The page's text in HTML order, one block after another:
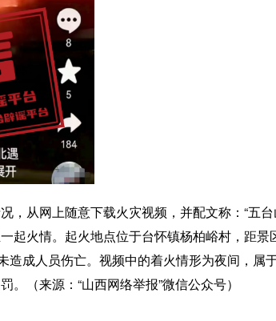
，从网上随意下载火灾视频，并配文称：“五
起火情。起火地点位于台怀镇杨柏峪村，距景
成人员伤亡。视频中的着火情形为夜间，属
（来源：“山西网络举报”微信公众号）